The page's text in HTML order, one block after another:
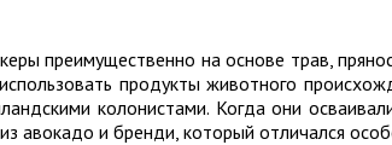
преимущественно на основе трав,
продукты животного
колонистами. Когда они
авокадо и бренди, который отличался